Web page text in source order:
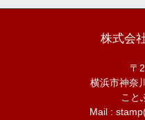
株式会
〒
横浜市神奈
こと
Mail :